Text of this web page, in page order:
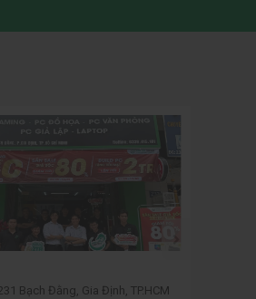
Bạch Đằng, Gia Định, TP.HCM